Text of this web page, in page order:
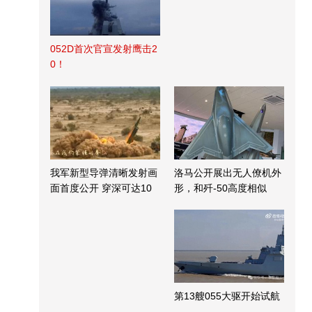
052D首次官宣发射鹰击2
0！
我军新型导弹清晰发射画
面首度公开 穿深可达10
洛马公开展出无人僚机外
形，和歼-50高度相似
第13艘055大驱开始试航